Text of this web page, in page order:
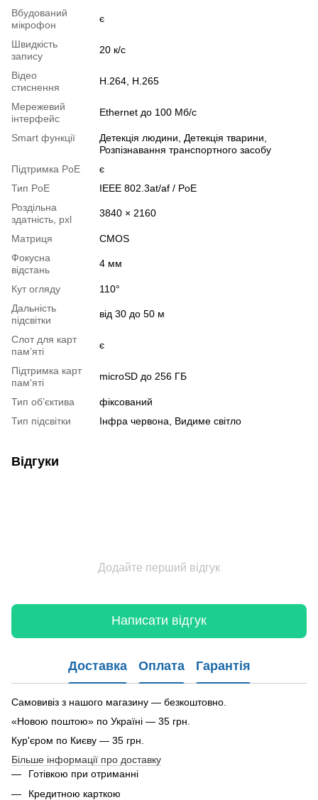
Вбудований
мікрофон
є
Швидкість
запису
20 к/с
Відео
стиснення
H.264, H.265
Мережевий
інтерфейс
Ethernet до 100 Мб/с
Smart функції
Детекція людини, Детекція тварини,
Розпізнавання транспортного засобу
Підтримка PoE
є
Тип PoE
IEEE 802.3at/af / PoE
Роздільна
здатність, pxl
3840 × 2160
Матриця
CMOS
Фокусна
відстань
4 мм
Кут огляду
110°
Дальність
підсвітки
від 30 до 50 м
Слот для карт
пам’яті
є
Підтримка карт
пам'яті
microSD до 256 ГБ
Тип об’єктива
фіксований
Тип підсвітки
Інфра червона, Видиме світло
Відгуки
Додайте перший відгук
Написати відгук
Доставка Оплата Гарантія
Самовивіз з нашого магазину — безкоштовно.
«Новою поштою» по Україні — 35 грн.
Кур'єром по Києву — 35 грн.
Більше інформації про доставку
Готівкою при отриманні
Кредитною карткою